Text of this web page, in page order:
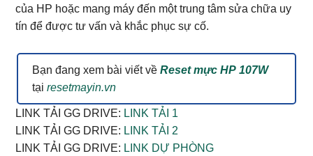
của HP hoặc mang máy đến một trung tâm sửa chữa uy
tín để được tư vấn và khắc phục sự cố.
Bạn đang xem bài viết vềReset mực HP 107W
tạiresetmayin.vn
LINK TẢI GG DRIVE: LINK TẢI 1
LINK TẢI GG DRIVE: LINK TẢI 2
LINK TẢI GG DRIVE: LINK DỰ PHÒNG